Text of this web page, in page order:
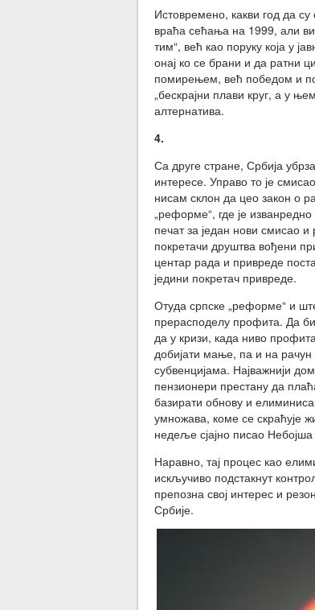
Истовремено, какви год да су
враћа сећања на 1999, али
тим“, већ као поруку која у
онај ко се брани и да ратни
помирењем, већ победом и
„бескрајни плави круг, а у
алтернатива.
4.
Са друге стране, Србија
интересе. Управо то је
нисам склон да цео закон о
„реформе“, где је
печат за један нови смисао
покретачи друштва вођени
центар рада и привреде
једини покретач привреде.
Отуда српске „реформе“ и
прерасподелу профита. Да
да у кризи, када ниво
добијати мање, па и на
субвенцијама. Најважнији
пензионери престану да
базирати обнову и
умножава, коме се скраћује
недеље сјајно писао
Наравно, тај процес као
искључиво подстакнут
препозна свој интерес и
Србије.